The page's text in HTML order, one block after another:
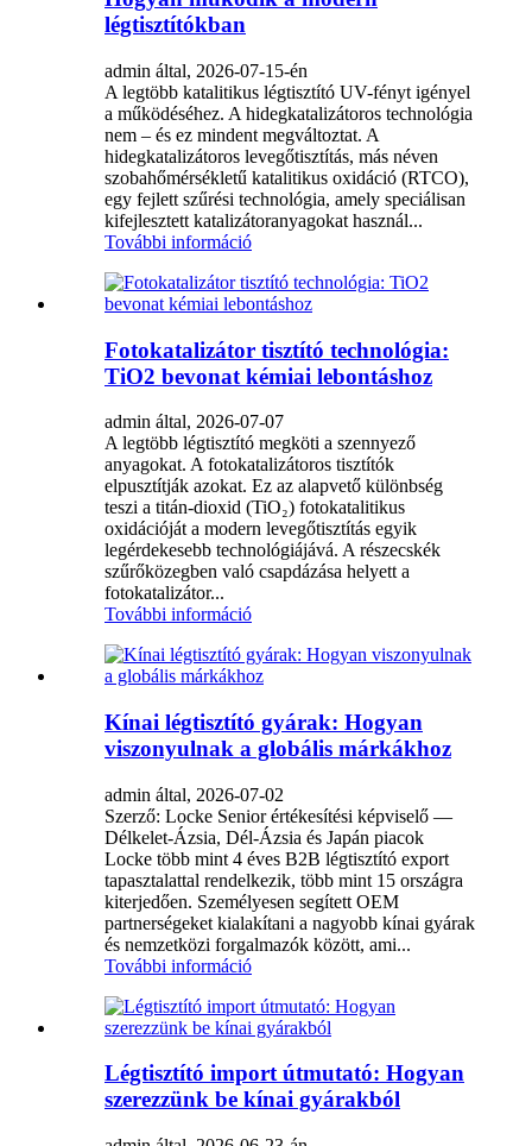
légtisztítókban
admin által, 2026-07-15-én
A legtöbb katalitikus légtisztító UV-fényt igényel
a működéséhez. A hidegkatalizátoros technológia
nem – és ez mindent megváltoztat. A
hidegkatalizátoros levegőtisztítás, más néven
szobahőmérsékletű katalitikus oxidáció (RTCO),
egy fejlett szűrési technológia, amely speciálisan
kifejlesztett katalizátoranyagokat használ...
További információ
Fotokatalizátor tisztító technológia:
TiO2 bevonat kémiai lebontáshoz
admin által, 2026-07-07
A legtöbb légtisztító megköti a szennyező
anyagokat. A fotokatalizátoros tisztítók
elpusztítják azokat. Ez az alapvető különbség
teszi a titán-dioxid (TiO₂) fotokatalitikus
oxidációját a modern levegőtisztítás egyik
legérdekesebb technológiájává. A részecskék
szűrőközegben való csapdázása helyett a
fotokatalizátor...
További információ
Kínai légtisztító gyárak: Hogyan
viszonyulnak a globális márkákhoz
admin által, 2026-07-02
Szerző: Locke Senior értékesítési képviselő —
Délkelet-Ázsia, Dél-Ázsia és Japán piacok
Locke több mint 4 éves B2B légtisztító export
tapasztalattal rendelkezik, több mint 15 országra
kiterjedően. Személyesen segített OEM
partnerségeket kialakítani a nagyobb kínai gyárak
és nemzetközi forgalmazók között, ami...
További információ
Légtisztító import útmutató: Hogyan
szerezzünk be kínai gyárakból